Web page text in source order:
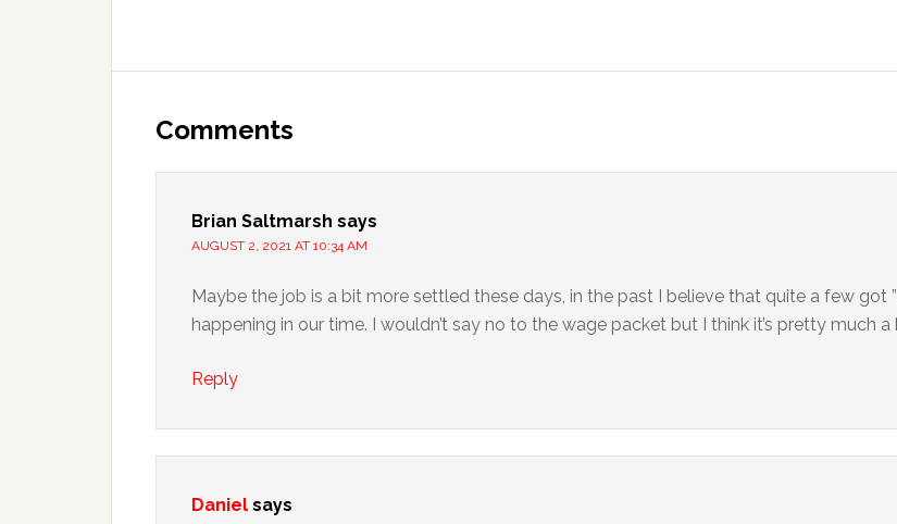
Comments
Brian Saltmarsh says
AUGUST 2, 2021 AT 10:34 AM
Maybe the job is a bit more settled these days, in the past I believe that quite a few got ”
happening in our time. I wouldn’t say no to the wage packet but I think it’s pretty much a
Reply
Daniel says